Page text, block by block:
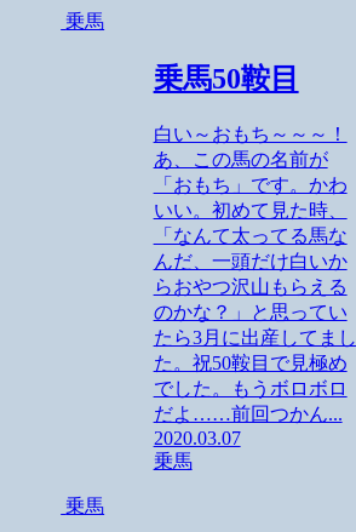
乗馬
乗馬50鞍目
白い～おもち～～～！
あ、この馬の名前が
「おもち」です。かわ
いい。初めて見た時、
「なんて太ってる馬な
んだ、一頭だけ白いか
らおやつ沢山もらえる
のかな？」と思ってい
たら3月に出産してまし
た。祝50鞍目で見極め
でした。もうボロボロ
だよ……前回つかん...
2020.03.07
乗馬
乗馬